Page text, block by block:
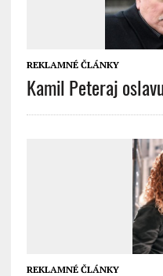
REKLAMNÉ ČLÁNKY
Kamil Peteraj
REKLAMNÉ ČLÁNKY